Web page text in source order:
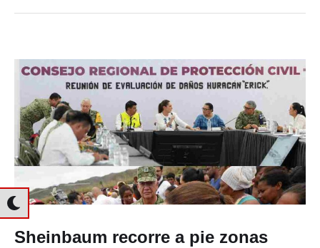
Sheinbaum recorre a pie zonas